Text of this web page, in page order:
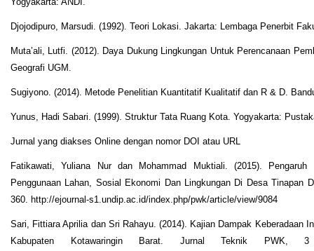
Djojodipuro, Marsudi. (1992). Teori Lokasi. Jakarta: Lembaga Penerbit
Muta’ali, Lutfi. (2012). Daya Dukung Lingkungan Untuk Perencanaan
Geografi UGM.
Sugiyono. (2014). Metode Penelitian Kuantitatif Kualitatif dan R & D.
Yunus, Hadi Sabari. (1999). Struktur Tata Ruang Kota. Yogyakarta:
Jurnal yang diakses Online dengan nomor DOI atau URL
Fatikawati, Yuliana Nur dan Mohammad Muktiali. (2015).
Penggunaan Lahan, Sosial Ekonomi Dan Lingkungan Di Desa Tinapan
360. http://ejournal-s1.undip.ac.id/index.php/pwk/article/view/9084
Sari, Fittiara Aprilia dan Sri Rahayu. (2014). Kajian Dampak Keberadaan
Kabupaten Kotawaringin Barat. Jurnal Teknik PWK,